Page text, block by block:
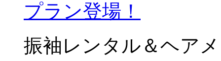
プラン登場！
振袖レンタル＆ヘア